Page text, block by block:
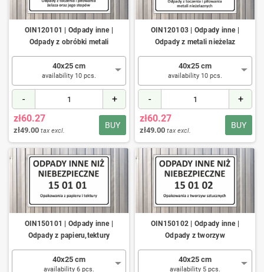
OIN120101 | Odpady inne |
Odpady z obróbki metali
40x25 cm
availability 10 pcs.
- +
BUY
zł60.27
zł49.00 tax excl.
OIN120103 | Odpady inne |
Odpady z metali nieżelaz
40x25 cm
availability 10 pcs.
- +
BUY
zł60.27
zł49.00 tax excl.
OIN150101 | Odpady inne |
Odpady z papieru,tektury
40x25 cm
availability 6 pcs.
OIN150102 | Odpady inne |
Odpady z tworzyw
40x25 cm
availability 5 pcs.